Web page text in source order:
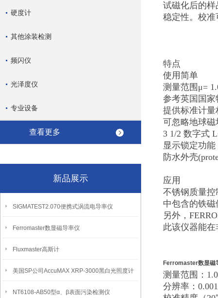
硬度计
其他涂装检测
频闪仪
光泽度仪
专业设备
查看更多
新品展示
SIGMATEST2.070便携式涡流电导率仪
Ferromaster数显磁导率仪
Fluxmaster高斯计
美国SP公司AccuMAX XRP-3000黑白光照度计
NT6108-AB50型α、β表面污染检测仪
试磁化后的
稳定性。校
特点
使用简单
测量范围μ=
参考英国国
提供标准计
可忽略地球
3 1/2 数字
显示锁定
防水外壳
应用
不锈钢质量
中包含的铁
另外，
此该仪器能
Ferromaster数显磁
测量范围：
分辨率：